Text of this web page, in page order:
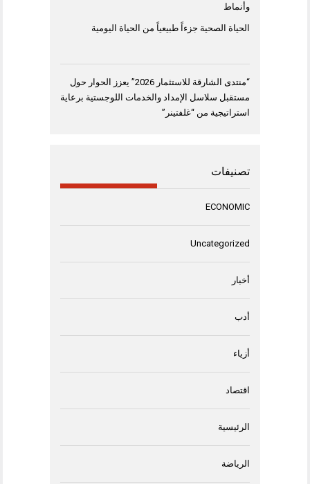
وأنماط
الحياة الصحية جزءاً طبيعياً من الحياة اليومية
“منتدى الشارقة للاستثمار 2026” يعزز الحوار حول
مستقبل سلاسل الإمداد والخدمات اللوجستية برعاية
استراتيجية من “غلفتينر”
تصنيفات
ECONOMIC
Uncategorized
أخبار
أدب
أزياء
اقتصاد
الرئيسية
الرياضة